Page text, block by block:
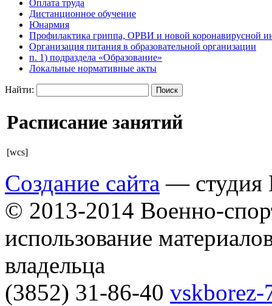
Оплата труда
Дистанционное обучение
Юнармия
Профилактика гриппа, ОРВИ и новой коронавирусной
Организация питания в образовательной организации
п. 1) подраздела «Образование»
Локальные нормативные акты
Найти:
Расписание занятий
[wcs]
Создание сайта — студия
© 2013-2014 Военно-
использование
владельца
(3852) 31-86-40